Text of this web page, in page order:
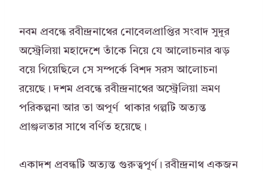
নবম প্রবন্ধে রবীন্দ্রনাথের নোবেলপ্রাপ্তির সংবাদ সুদূর
অস্ট্রেলিয়া মহাদেশে তাঁকে নিয়ে যে আলোচনার ঝড়
বয়ে গিয়েছিলে সে সম্পর্কে বিশদ সরস আলোচনা
রয়েছে। দশম প্রবন্ধে রবীন্দ্রনাথের অস্ট্রেলিয়া ভ্রমণ
পরিকল্পনা আর তা অপূর্ণ থাকার গল্পটি অত্যন্ত
প্রাঞ্জলতার সাথে বর্ণিত হয়েছে।
একাদশ প্রবন্ধটি অত্যন্ত গুরুত্বপূর্ণ। রবীন্দ্রনাথ একজন